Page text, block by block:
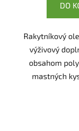
DO
Rakytníkový
výživový
obsahom
mastných